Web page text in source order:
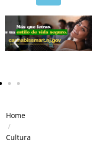
Home
/
Cultura